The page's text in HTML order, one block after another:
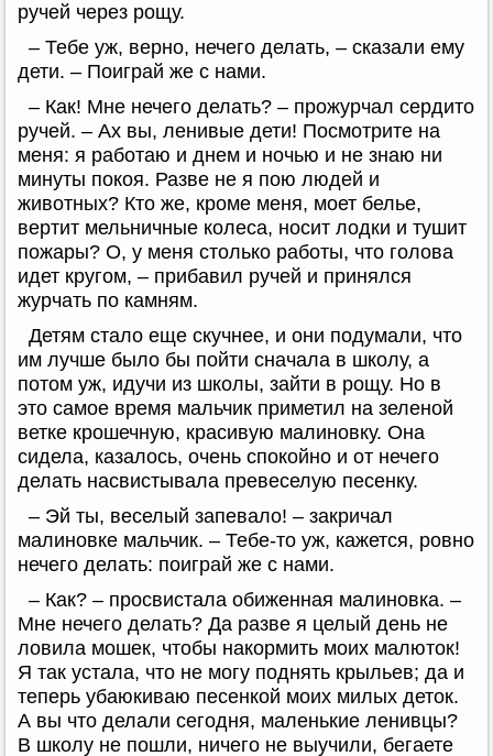
ручей через рощу.
– Тебе уж, верно, нечего делать, – сказали ему
дети. – Поиграй же с нами.
– Как! Мне нечего делать? – прожурчал сердито
ручей. – Ах вы, ленивые дети! Посмотрите на
меня: я работаю и днем и ночью и не знаю ни
минуты покоя. Разве не я пою людей и
животных? Кто же, кроме меня, моет белье,
вертит мельничные колеса, носит лодки и тушит
пожары? О, у меня столько работы, что голова
идет кругом, – прибавил ручей и принялся
журчать по камням.
Детям стало еще скучнее, и они подумали, что
им лучше было бы пойти сначала в школу, а
потом уж, идучи из школы, зайти в рощу. Но в
это самое время мальчик приметил на зеленой
ветке крошечную, красивую малиновку. Она
сидела, казалось, очень спокойно и от нечего
делать насвистывала превеселую песенку.
– Эй ты, веселый запевало! – закричал
малиновке мальчик. – Тебе-то уж, кажется, ровно
нечего делать: поиграй же с нами.
– Как? – просвистала обиженная малиновка. –
Мне нечего делать? Да разве я целый день не
ловила мошек, чтобы накормить моих малюток!
Я так устала, что не могу поднять крыльев; да и
теперь убаюкиваю песенкой моих милых деток.
А вы что делали сегодня, маленькие ленивцы?
В школу не пошли, ничего не выучили, бегаете